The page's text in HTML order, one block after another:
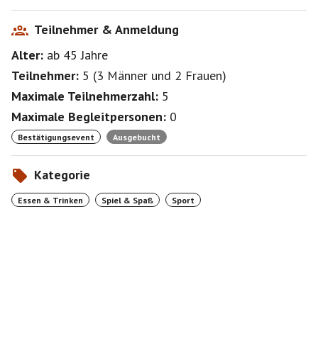
Teilnehmer & Anmeldung
Alter: ab 45Jahre
Teilnehmer: 5 (3 Männer und 2 Frauen)
Maximale Teilnehmerzahl: 5
Maximale Begleitpersonen: 0
Bestätigungsevent Ausgebucht
Kategorie
Essen & Trinken Spiel & Spaß Sport